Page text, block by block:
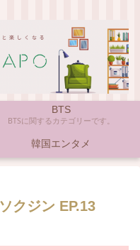
BTS
BTSに関するカテゴリーです。
韓国エンタメ
クジン EP.13